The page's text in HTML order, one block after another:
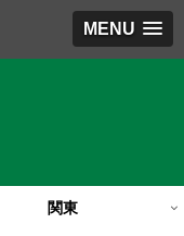
MENU
関東